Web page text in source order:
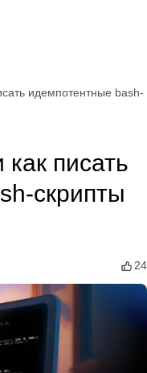
идемпотентные bash-
писать
скрипты
24